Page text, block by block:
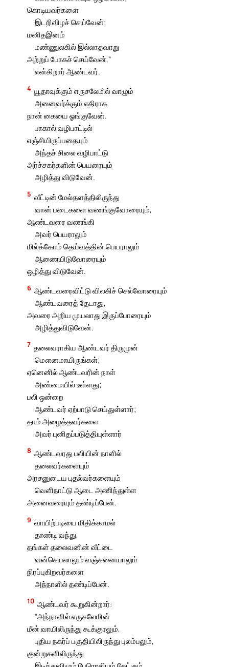
கொடியவர்களை
இடறிவிழச் செய்வேன்;
மனிதஇனம்
மண்ணுலகில் இல்லாதவாறு
அற்றுப் போகச் செய்வேன்,”
என்கிறார் ஆண்டவர்.
4 யூதாவுக்கும் எருசலேமில் வாழும்
அனைவர்க்கும் எதிராக
நான் கையை ஓங்குவேன்.
பாகால் வழிபாட்டில்
எஞ்சியிருப்பதையும்
அந்தச் சிலை வழிபாட்டு
அர்ச்சகர்களின் பெயரையும்
அழித்து விடுவேன்.
5 வீட்டின் மேல்தளத்திலிருந்து
வான் படைகளை வணங்குவோரையும்,
ஆண்டவரை வணங்கி
அவர் பெயராலும்
மில்க்கோம் தெய்வத்தின் பெயராலும்
ஆணையிடுவோரையும்
ஒழித்து விடுவேன்.
6 ஆண்டவரைவிட்டு விலகிச் செல்வோரையும்
ஆண்டவரைத் தேடாது,
அவரை அறிய முயலாது இருப்போரையும்
அழித்துவிடுவேன்.
7 தலைவராகிய ஆண்டவர் திருமுன்
மௌனமாயிருங்கள்;
ஏனெனில் ஆண்டவரின் நாள்
அண்மையில் உள்ளது;
பலி ஒன்றை
ஆண்டவர் ஏற்பாடு செய்துள்ளார்;
தாம் அழைத்தவர்களை
அவர் புனிதப்படுத்தியுள்ளார்
8 ஆண்டவரது பலியின் நாளில்
தலைவர்களையும்
அரசனுடைய புதல்வர்களையும்
வெளிநாட்டு ஆடை அணிந்துள்ள
அனைவரையும் தண்டிப்பேன்.
9 வாயிற்படியை மிதிக்காமல்
தாண்டி வந்து,
தங்கள் தலைவனின் வீட்டை
வன்செயலாலும் வஞ்சனையாலும்
நிரப்புகிறவர்களை
அந்நாளில் தண்டிப்பேன்.
10 ஆண்டவர் கூறுகின்றார்:
“அந்நாளில் எருசலேமின்
மீன் வாயிலிருந்து கூக்குரலும்,
புதிய நகர்ப் பகுதியிலிருந்து புலம்பலும்,
குன்றுகளிலிருந்து